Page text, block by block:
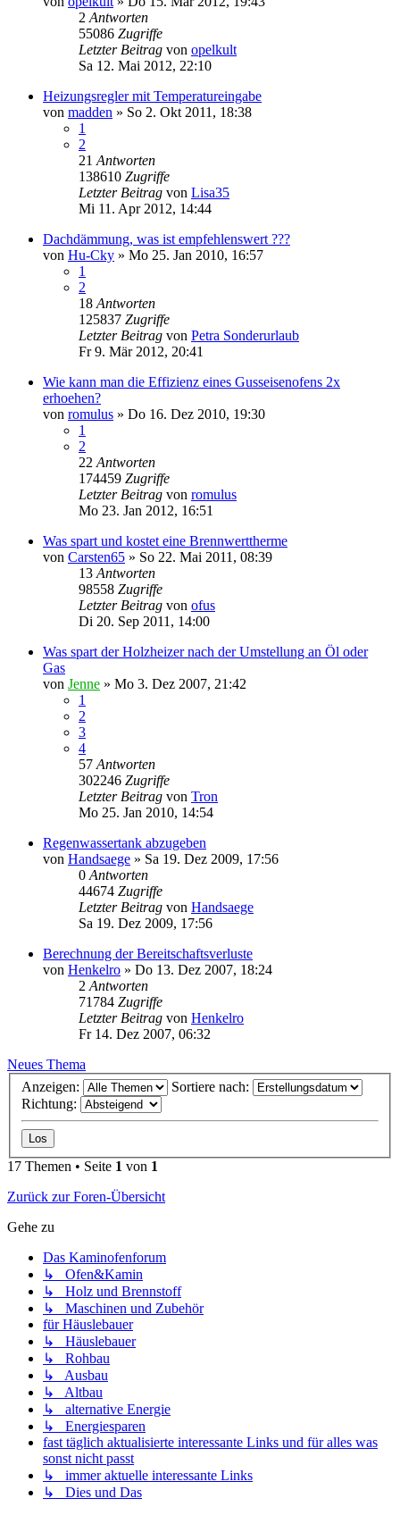
2 Antworten
55086 Zugriffe
Letzter Beitrag von opelkult
Sa 12. Mai 2012, 22:10
Heizungsregler mit Temperatureingabe
von madden » So 2. Okt 2011, 18:38
1
2
21 Antworten
138610 Zugriffe
Letzter Beitrag von Lisa35
Mi 11. Apr 2012, 14:44
Dachdämmung, was ist empfehlenswert ???
von Hu-Cky » Mo 25. Jan 2010, 16:57
1
2
18 Antworten
125837 Zugriffe
Letzter Beitrag von Petra Sonderurlaub
Fr 9. Mär 2012, 20:41
Wie kann man die Effizienz eines Gusseisenofens 2x
erhoehen?
von romulus » Do 16. Dez 2010, 19:30
1
2
22 Antworten
174459 Zugriffe
Letzter Beitrag von romulus
Mo 23. Jan 2012, 16:51
Was spart und kostet eine Brennwerttherme
von Carsten65 » So 22. Mai 2011, 08:39
13 Antworten
98558 Zugriffe
Letzter Beitrag von ofus
Di 20. Sep 2011, 14:00
Was spart der Holzheizer nach der Umstellung an Öl oder
Gas
von Jenne » Mo 3. Dez 2007, 21:42
1
2
3
4
57 Antworten
302246 Zugriffe
Letzter Beitrag von Tron
Mo 25. Jan 2010, 14:54
Regenwassertank abzugeben
von Handsaege » Sa 19. Dez 2009, 17:56
0 Antworten
44674 Zugriffe
Letzter Beitrag von Handsaege
Sa 19. Dez 2009, 17:56
Berechnung der Bereitschaftsverluste
von Henkelro » Do 13. Dez 2007, 18:24
2 Antworten
71784 Zugriffe
Letzter Beitrag von Henkelro
Fr 14. Dez 2007, 06:32
Neues Thema
Anzeigen:
Sortiere nach:
Richtung:
17 Themen • Seite 1 von 1
Zurück zur Foren-Übersicht
Gehe zu
Das Kaminofenforum
↳ Ofen&Kamin
↳ Holz und Brennstoff
↳ Maschinen und Zubehör
für Häuslebauer
↳ Häuslebauer
↳ Rohbau
↳ Ausbau
↳ Altbau
↳ alternative Energie
↳ Energiesparen
fast täglich aktualisierte interessante Links und für alles was
sonst nicht passt
↳ immer aktuelle interessante Links
↳ Dies und Das